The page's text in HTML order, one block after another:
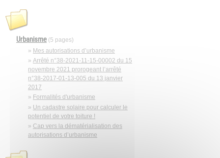
Urbanisme (5 pages)
» Mes autorisations d’urbanisme
» Arrêté n°38-2021-11-15-00002 du 15
novembre 2021 prorogeant l’arrêté
n°38-2017-01-13-005 du 13 janvier
2017
» Formalités d'urbanisme
» Un cadastre solaire pour calculer le
potentiel de votre toiture !
» Cap vers la dématérialisation des
autorisations d’urbanisme